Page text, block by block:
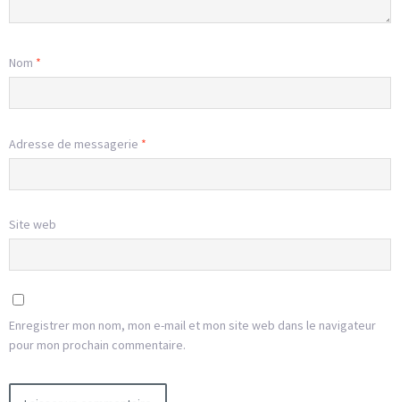
Nom *
Adresse de messagerie *
Site web
Enregistrer mon nom, mon e-mail et mon site web dans le navigateur
pour mon prochain commentaire.